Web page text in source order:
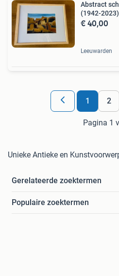
Abstract
(1942-2023)
€ 40,00
Leeuwarden
1 2
Pagina 1
Unieke Antieke en
Gerelateerde zoektermen
Populaire zoektermen